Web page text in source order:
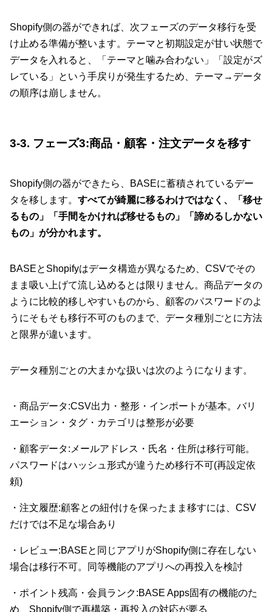
Shopify側の器ができれば、次フェーズのデータ移行を受
け止める準備が整います。テーマと初期設定が甘い状態で
データを入れると、「テーマと噛み合わない」「設定がズ
レている」という手戻りが発生するため、テーマ→データ
の順序は崩しません。
3-3. フェーズ3:商品・顧客・注文データを移す
Shopify側の器ができたら、BASEに蓄積されているデー
タを移します。 すべてが綺麗に移るわけではなく、「移せ
るもの」「手間をかければ移せるもの」「諦めるしかない
もの」が分かれます。
BASEとShopifyはデータ構造が異なるため、CSVでその
まま吸い上げて流し込めるとは限りません。商品データの
ように比較的移しやすいものから、顧客のパスワードのよ
うにそもそも移行不可のものまで、データ種別ごとに方法
と限界が違います。
データ種別ごとの大まかな扱いは次のようになります。
・商品データ:CSV出力・整形・インポートが基本。バリ
エーション・タグ・カテゴリは整形が必要
・顧客データ:メールアドレス・氏名・住所は移行可能。
パスワードはハッシュ形式が違うため移行不可(再設定依
頼)
・注文履歴:顧客との紐付けを保ったまま移すには、CSV
だけでは不足な場合あり
・レビュー:BASEと同じアプリがShopify側に存在しない
場合は移行不可。同等機能のアプリへの再投入を検討
・ポイント残高・会員ランク:BASE Apps固有の機能のた
め、Shopify側で再構築・再投入の対応が要る